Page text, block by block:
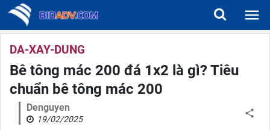
DA-XAY-DUNG
Bê tông mác 200 đá 1x2 là gì? Tiêu
chuẩn bê tông mác 200
Denguyen
19/02/2025